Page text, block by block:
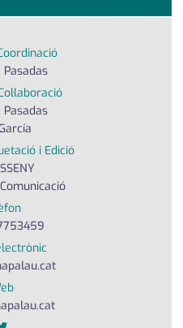
Pasadas
Pasadas
i Edició